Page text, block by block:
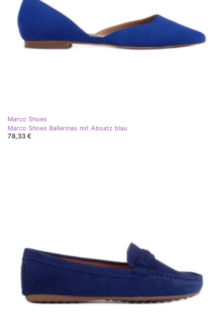
Marco Shoes
Marco Shoes Ballerinas mit Absatz blau
78,33 €